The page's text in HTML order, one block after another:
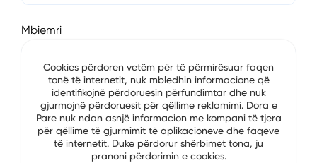
Mbiemri
E-mail
Cookies përdoren vetëm për të përmirësuar faqen
tonë të internetit, nuk mbledhin informacione që
identifikojnë përdoruesin përfundimtar dhe nuk
gjurmojnë përdoruesit për qëllime reklamimi. Dora e
Pare nuk ndan asnjë informacion me kompani të tjera
për qëllime të gjurmimit të aplikacioneve dhe faqeve
të internetit. Duke përdorur shërbimet tona, ju
pranoni përdorimin e cookies.